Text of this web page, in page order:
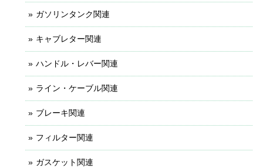
ガソリンタンク関連
キャブレター関連
ハンドル・レバー関連
ライン・ケーブル関連
ブレーキ関連
フィルター関連
ガスケット関連